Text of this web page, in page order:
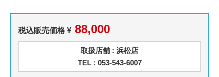
税込販売価格 ¥ 88,000
取扱店舗 : 浜松店
TEL : 053-543-6007